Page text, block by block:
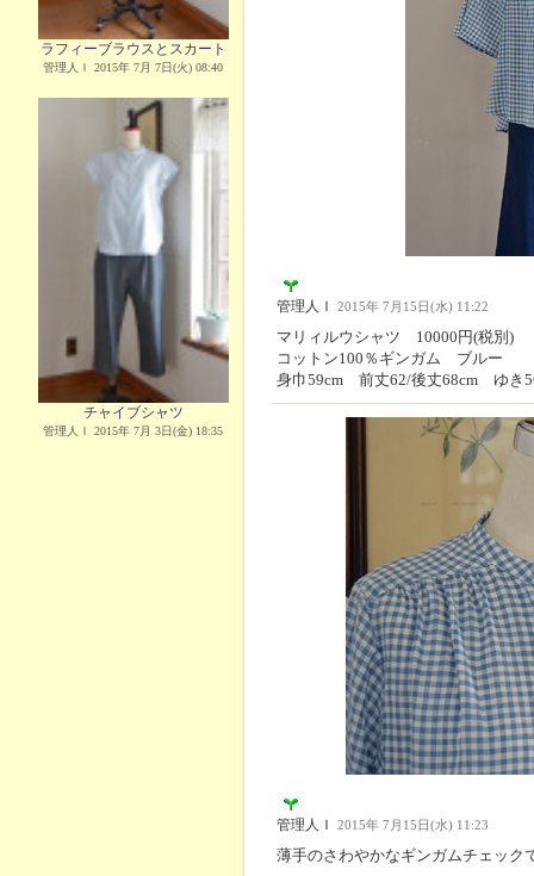
ラフィーブラウスとスカート
管理人Ｉ 2015年 7月 7日(火) 08:40
チャイブシャツ
管理人Ｉ 2015年 7月 3日(金) 18:35
管理人Ｉ 2015年 7月15日(水) 11:22
マリィルウシャツ 10000円(税別)
コットン100％ギンガム ブルー
身巾59cm 前丈62/後丈68cm ゆき
管理人Ｉ 2015年 7月15日(水) 11:23
薄手のさわやかなギンガムチェック